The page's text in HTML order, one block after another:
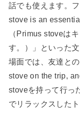
話でも使えます。
stove is an
（Primus stoveは
す。）」といった
場面では、友達と
stove on the trip,
stoveを持って行っ
でリラックスした